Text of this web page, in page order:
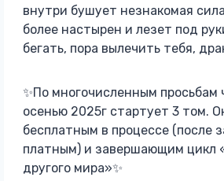
внутри бушует незнакомая
более настырен и лезет под
бегать, пора вылечить тебя,
✨По многочисленным просьбам
осенью 2025г стартует 3 том.
бесплатным в процессе (после
платным) и завершающим цикл
другого мира»✨